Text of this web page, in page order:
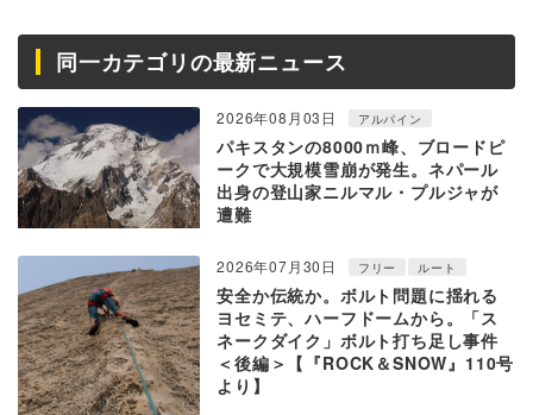
同一カテゴリの最新ニュース
2026年08月03日 アルパイン
パキスタンの8000ｍ峰、ブロードピ
ークで大規模雪崩が発生。ネパール
出身の登山家ニルマル・プルジャが
遭難
2026年07月30日 フリー ルート
安全か伝統か。ボルト問題に揺れる
ヨセミテ、ハーフドームから。「ス
ネークダイク」ボルト打ち足し事件
＜後編＞【『ROCK＆SNOW』110号
より】